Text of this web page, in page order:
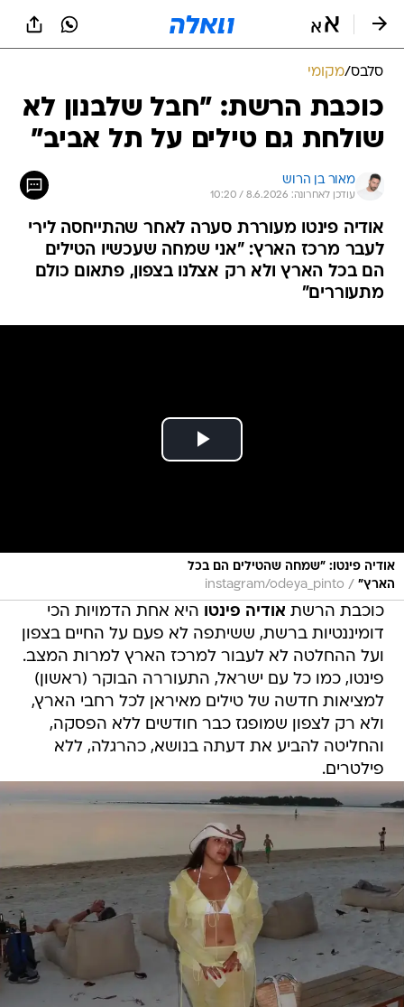
סלבס/מקומי
כוכבת הרשת: "חבל שלבנון לא
שולחת גם טילים על תל אביב"
מאור בן הרוש
עודכן לאחרונה: 8.6.2026 / 10:20
אודיה פינטו מעוררת סערה לאחר שהתייחסה לירי
לעבר מרכז הארץ: "אני שמחה שעכשיו הטילים
הם בכל הארץ ולא רק אצלנו בצפון, פתאום כולם
מתעוררים"
אודיה פינטו: "שמחה שהטילים הם בכל
הארץ" /
instagram/odeya_pinto
כוכבת הרשת אודיה פינטו היא אחת הדמויות הכי
דומיננטיות ברשת, ששיתפה לא פעם על החיים בצפון
ועל ההחלטה לא לעבור למרכז הארץ למרות המצב.
פינטו, כמו כל עם ישראל, התעוררה הבוקר (ראשון)
למציאות חדשה של טילים מאיראן לכל רחבי הארץ,
ולא רק לצפון שמופגז כבר חודשים ללא הפסקה,
והחליטה להביע את דעתה בנושא, כהרגלה, ללא
פילטרים.